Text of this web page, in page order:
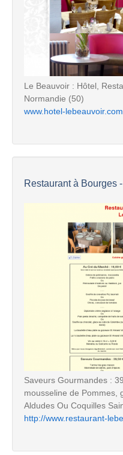
Le Beauvoir : Hôtel,
Normandie (50)
www.hotel-lebeauvoir.com
Restaurant à Bourges
Saveurs Gourmandes :
mousseline de Pommes,
Aldudes Ou Coquilles
http://www.restaurant-